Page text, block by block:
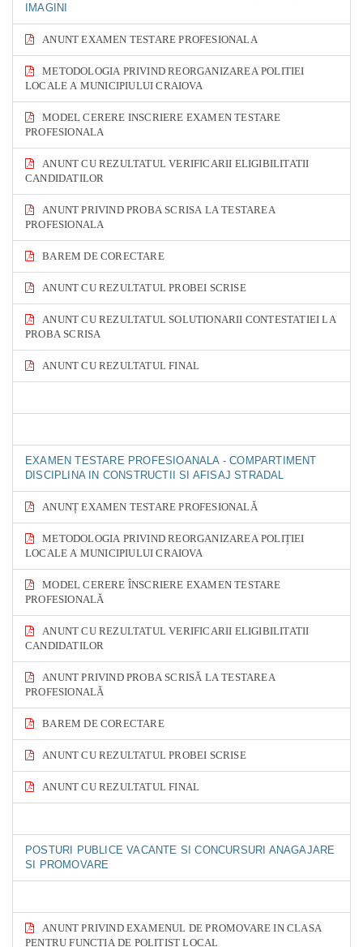
IMAGINI
ANUNT EXAMEN TESTARE PROFESIONALA
METODOLOGIA PRIVIND REORGANIZAREA POLITIEI
LOCALE A MUNICIPIULUI CRAIOVA
MODEL CERERE INSCRIERE EXAMEN TESTARE
PROFESIONALA
ANUNT CU REZULTATUL VERIFICARII ELIGIBILITATII
CANDIDATILOR
ANUNT PRIVIND PROBA SCRISA LA TESTAREA
PROFESIONALA
BAREM DE CORECTARE
ANUNT CU REZULTATUL PROBEI SCRISE
ANUNT CU REZULTATUL SOLUTIONARII CONTESTATIEI LA
PROBA SCRISA
ANUNT CU REZULTATUL FINAL
EXAMEN TESTARE PROFESIOANALA - COMPARTIMENT
DISCIPLINA IN CONSTRUCTII SI AFISAJ STRADAL
ANUNȚ EXAMEN TESTARE PROFESIONALĂ
METODOLOGIA PRIVIND REORGANIZAREA POLIȚIEI
LOCALE A MUNICIPIULUI CRAIOVA
MODEL CERERE ÎNSCRIERE EXAMEN TESTARE
PROFESIONALĂ
ANUNT CU REZULTATUL VERIFICARII ELIGIBILITATII
CANDIDATILOR
ANUNT PRIVIND PROBA SCRISĂ LA TESTAREA
PROFESIONALĂ
BAREM DE CORECTARE
ANUNT CU REZULTATUL PROBEI SCRISE
ANUNT CU REZULTATUL FINAL
POSTURI PUBLICE VACANTE SI CONCURSURI ANAGAJARE
SI PROMOVARE
ANUNT PRIVIND EXAMENUL DE PROMOVARE IN CLASA
PENTRU FUNCTIA DE POLITIST LOCAL